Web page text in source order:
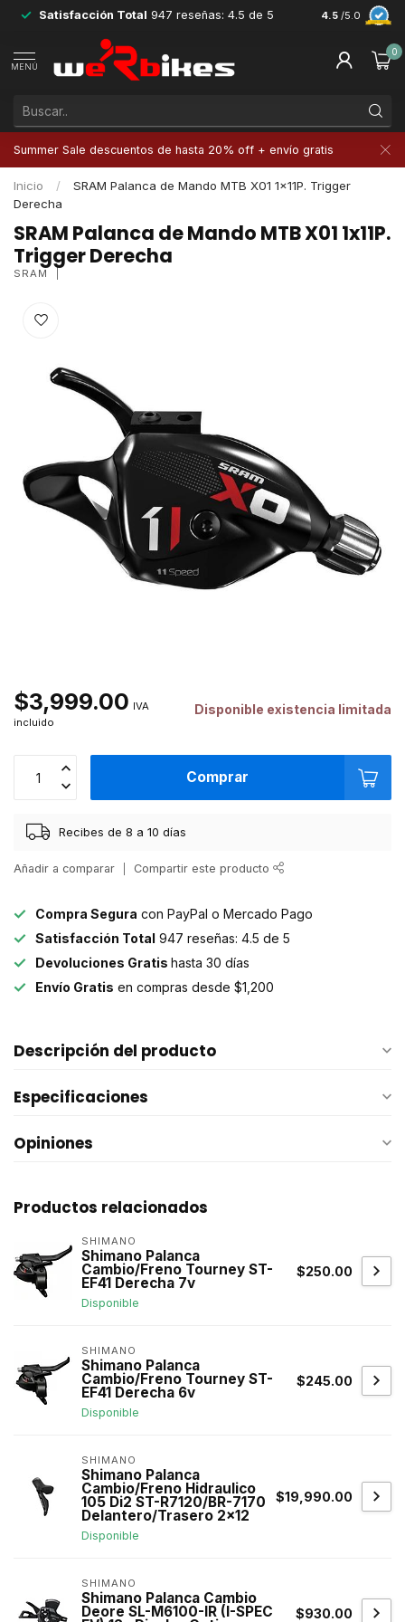
Satisfacción Total 947 reseñas: 4.5 de 5 4.5 /5.0
MENÚ
0
Summer Sale descuentos de hasta 20% off + envío gratis
Inicio /
SRAM Palanca de Mando MTB X01 1x11P. Trigger
Derecha
SRAM Palanca de Mando MTB X01 1x11P.
Trigger Derecha
SRAM
$3,999.00 IVA
incluido
Disponible existencia limitada
Comprar
Recibes de 8 a 10 días
Añadir a comparar Compartir este producto
Compra Segura con PayPal o Mercado Pago
Satisfacción Total 947 reseñas: 4.5 de 5
Devoluciones Gratis hasta 30 días
Envío Gratis en compras desde $1,200
Descripción del producto
Especificaciones
Opiniones
Productos relacionados
SHIMANO
Shimano Palanca
Cambio/Freno Tourney ST-
EF41 Derecha 7v
Disponible
$250.00
SHIMANO
Shimano Palanca
Cambio/Freno Tourney ST-
EF41 Derecha 6v
Disponible
$245.00
SHIMANO
Shimano Palanca
Cambio/Freno Hidraulico
105 Di2 ST-R7120/BR-7170
Delantero/Trasero 2x12
Disponible
$19,990.00
SHIMANO
Shimano Palanca Cambio
Deore SL-M6100-IR (I-SPEC $930.00